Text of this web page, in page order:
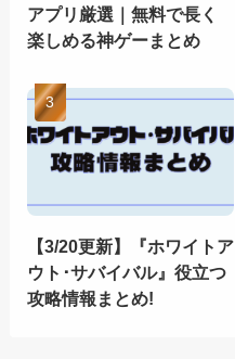
アプリ厳選｜無料で長く
楽しめる神ゲーまとめ
【3/20更新】『ホワイトア
ウト･サバイバル』役立つ
攻略情報まとめ!